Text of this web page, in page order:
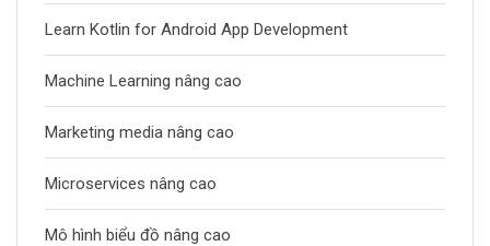
Learn Kotlin for Android App Development
Machine Learning nâng cao
Marketing media nâng cao
Microservices nâng cao
Mô hình biểu đồ nâng cao